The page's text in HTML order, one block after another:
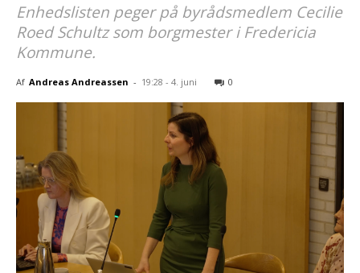
Enhedslisten peger på byrådsmedlem Cecilie
Roed Schultz som borgmester i Fredericia
Kommune.
Af Andreas Andreassen - 19:28 - 4. juni 0